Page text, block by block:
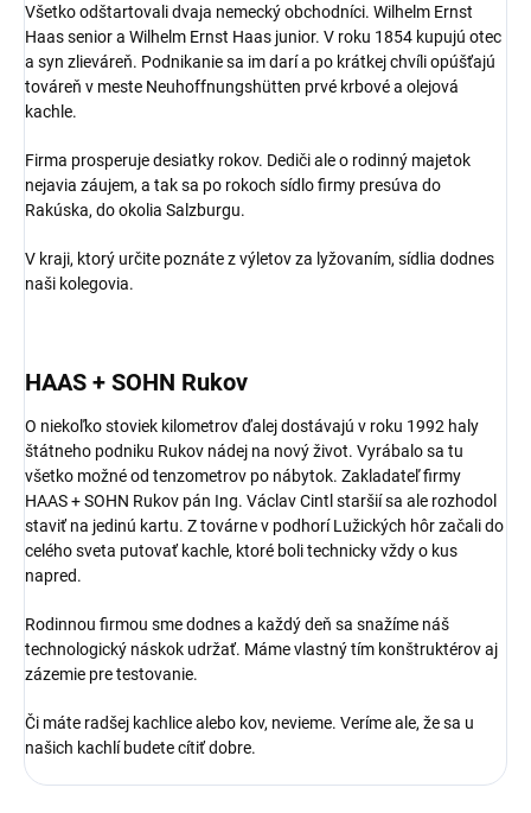
Všetko odštartovali dvaja nemecký obchodníci. Wilhelm Ernst
Haas senior a Wilhelm Ernst Haas junior. V roku 1854 kupujú otec
a syn zlieváreň. Podnikanie sa im darí a po krátkej chvíli opúšťajú
továreň v meste Neuhoffnungshütten prvé krbové a olejová
kachle.
Firma prosperuje desiatky rokov. Dediči ale o rodinný majetok
nejavia záujem, a tak sa po rokoch sídlo firmy presúva do
Rakúska, do okolia Salzburgu.
V kraji, ktorý určite poznáte z výletov za lyžovaním, sídlia dodnes
naši kolegovia.
HAAS + SOHN Rukov
O niekoľko stoviek kilometrov ďalej dostávajú v roku 1992 haly
štátneho podniku Rukov nádej na nový život. Vyrábalo sa tu
všetko možné od tenzometrov po nábytok. Zakladateľ firmy
HAAS + SOHN Rukov pán Ing. Václav Cintl staršií sa ale rozhodol
staviť na jedinú kartu. Z továrne v podhorí Lužických hôr začali do
celého sveta putovať kachle, ktoré boli technicky vždy o kus
napred.
Rodinnou firmou sme dodnes a každý deň sa snažíme náš
technologický náskok udržať. Máme vlastný tím konštruktérov aj
zázemie pre testovanie.
Či máte radšej kachlice alebo kov, nevieme. Veríme ale, že sa u
našich kachlí budete cítiť dobre.